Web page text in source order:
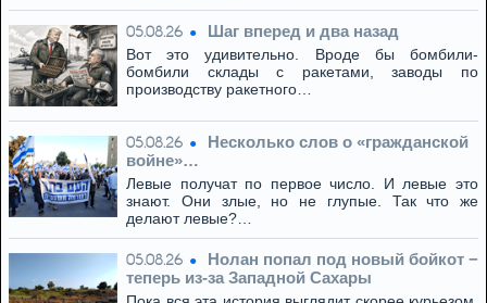
05.08.26 Шаг вперед и два назад
Вот это удивительно. Вроде бы бомбили-
бомбили склады с ракетами, заводы по
производству ракетного…
05.08.26
Несколько слов о «гражданской
войне»…
Левые получат по первое число. И левые это
знают. Они злые, но не глупые. Так что же
делают левые?…
05.08.26
Нолан попал под новый бойкот −
теперь из‑за Западной Сахары